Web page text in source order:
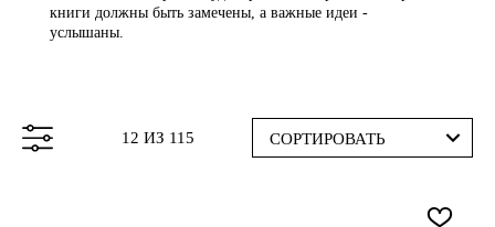
книги должны быть замечены, а важные идеи -
услышаны.
12 ИЗ 115 СОРТИРОВАТЬ